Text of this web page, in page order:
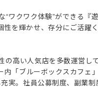
ワクワク体験”ができる『
性を輝かせ、存分にご活躍く
の高い人気店を多数運営し
「ブルーボックスカフェ」
実。社員公募制度、副業